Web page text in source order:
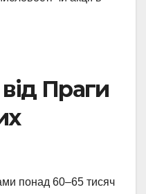
від Праги
понад 60–65 тисяч